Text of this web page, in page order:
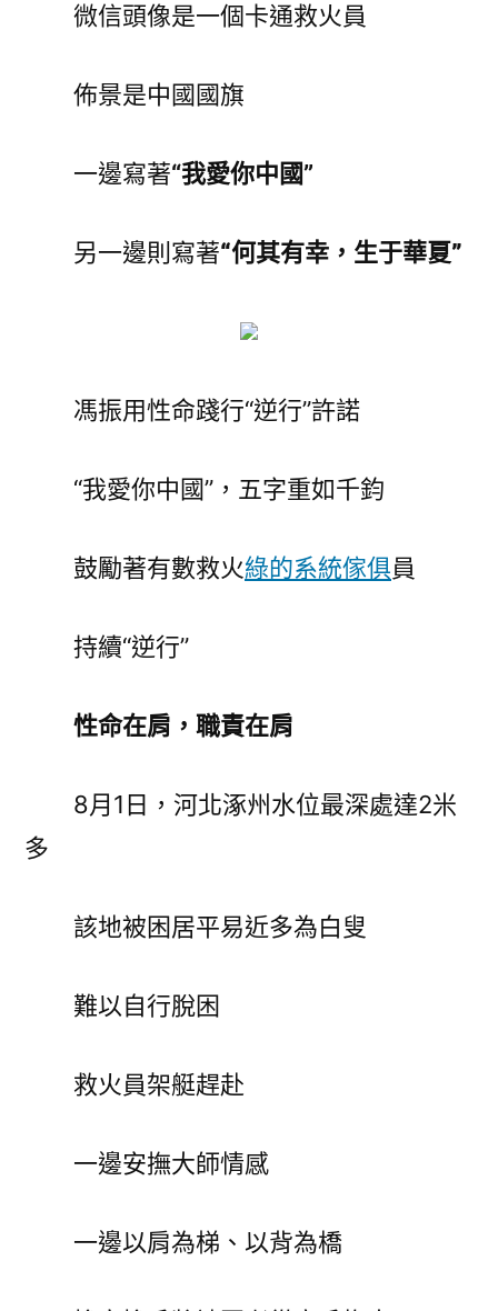
微信頭像是一個卡通救火員
佈景是中國國旗
一邊寫著“我愛你中國”
另一邊則寫著“何其有幸，生于華夏”
馮振用性命踐行“逆行”許諾
“我愛你中國”，五字重如千鈞
鼓勵著有數救火綠的系統傢俱員
持續“逆行”
性命在肩，職責在肩
8月1日，河北涿州水位最深處達2米
多
該地被困居平易近多為白叟
難以自行脫困
救火員架艇趕赴
一邊安撫大師情感
一邊以肩為梯、以背為橋